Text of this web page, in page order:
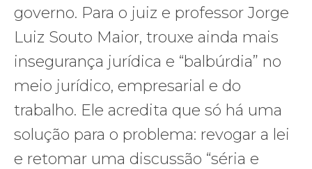
governo. Para o juiz e professor Jorge
Luiz Souto Maior, trouxe ainda mais
insegurança jurídica e “balbúrdia” no
meio jurídico, empresarial e do
trabalho. Ele acredita que só há uma
solução para o problema: revogar a lei
e retomar uma discussão “séria e